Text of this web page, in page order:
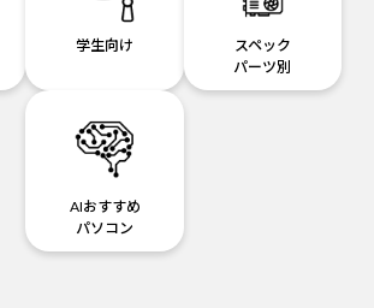
学生向け
スペック
パーツ別
AIおすすめ
パソコン